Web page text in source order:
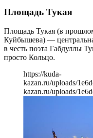
Площадь Тукая
Площадь Тукая (в
Куйбышева) —
в честь поэта Габдуллы
просто Кольцо.
https://kuda-
kazan.ru/uploads/
kazan.ru/uploads/